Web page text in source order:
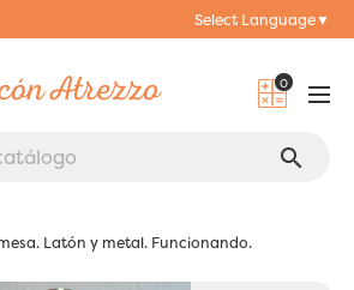
Select Language▼
0
search
Latón y metal. Funcionando.